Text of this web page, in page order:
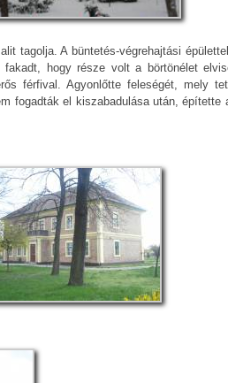
tagolja. A büntetés-végrehajtási
hogy része volt a börtönélet
férfival. Agyonlőtte feleségét, mely
fogadták el kiszabadulása után, építette